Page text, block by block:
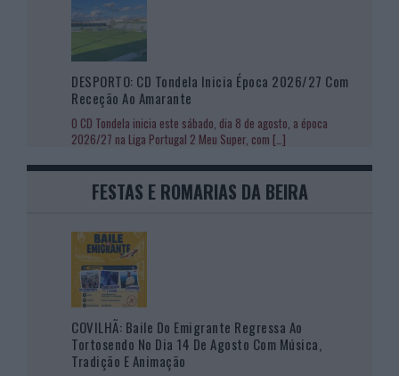
DESPORTO: CD Tondela Inicia Época 2026/27 Com
Receção Ao Amarante
O CD Tondela inicia este sábado, dia 8 de agosto, a época
2026/27 na Liga Portugal 2 Meu Super, com […]
FESTAS E ROMARIAS DA BEIRA
COVILHÃ: Baile Do Emigrante Regressa Ao
Tortosendo No Dia 14 De Agosto Com Música,
Tradição E Animação